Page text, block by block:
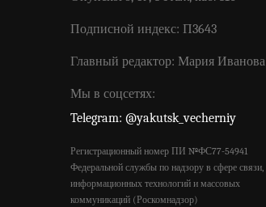
Подписной индекс: П3643
Главный редактор: Мария Иванова
Мы в соцсетях:
Telegram: @yakutsk_vecherniy
Регистрационный номер ПИ №ФС77-54941
Федеральной службы по надзору в сфере связи,
информационных технологий и массовых
коммуникаций (Роскомнадзор)